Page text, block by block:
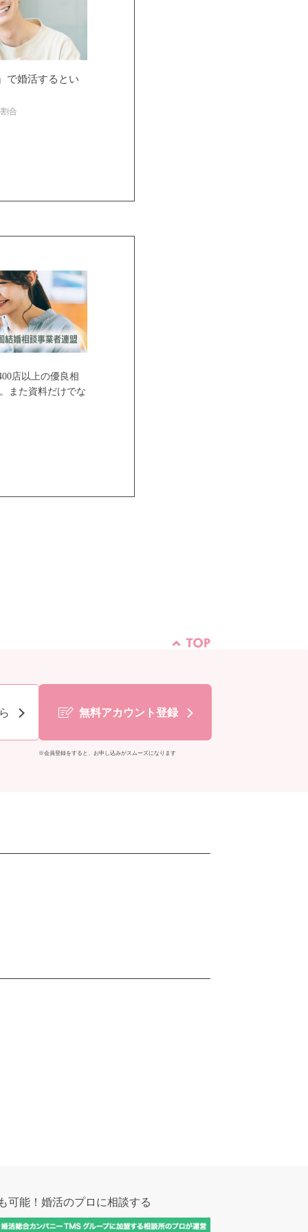
で婚活するとい
合
店以上の優良相
また資料だけでな
無料アカウント登録
※会員登録をすると、お申し込みがスムーズになります
可能！ 婚活のプロに相談する